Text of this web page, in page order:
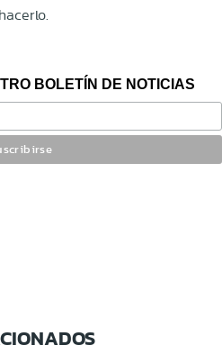
BOLETÍN DE NOTICIAS